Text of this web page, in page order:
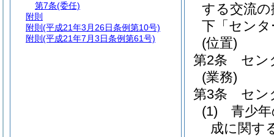
する交流
下「セン
(位置)
第2条
セン
(業務)
第3条
セン
(1)
青少
成に関す
第7条(委任)
附則
附則 (平成21年3月26日条例第10号)
附則 (平成21年7月3日条例第61号)